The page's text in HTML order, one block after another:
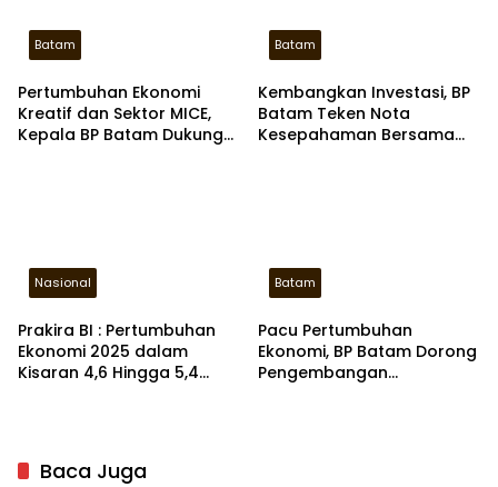
Batam
Pertumbuhan Ekonomi
Kreatif dan Sektor MICE,
Kepala BP Batam Dukung
Batam
Kembangkan Investasi, BP
Batam Teken Nota
Kesepahaman Bersama
Nasional
Prakira BI : Pertumbuhan
Ekonomi 2025 dalam
Kisaran 4,6 Hingga 5,4
Batam
Pacu Pertumbuhan
Ekonomi, BP Batam Dorong
Pengembangan
Baca Juga